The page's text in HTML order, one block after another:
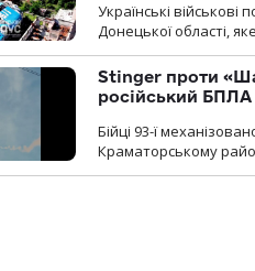
Українські
Донецької області,
Stinger проти
російський БПЛА
Бійці 93-ї
Краматорському